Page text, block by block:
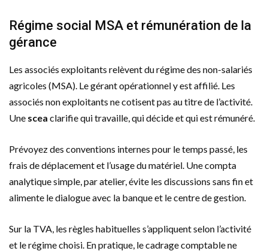
Régime social MSA et rémunération de la
gérance
Les associés exploitants relèvent du régime des non-salariés
agricoles (MSA). Le gérant opérationnel y est affilié. Les
associés non exploitants ne cotisent pas au titre de l’activité.
Une scea clarifie qui travaille, qui décide et qui est rémunéré.
Prévoyez des conventions internes pour le temps passé, les
frais de déplacement et l’usage du matériel. Une compta
analytique simple, par atelier, évite les discussions sans fin et
alimente le dialogue avec la banque et le centre de gestion.
Sur la TVA, les règles habituelles s’appliquent selon l’activité
et le régime choisi. En pratique, le cadrage comptable ne